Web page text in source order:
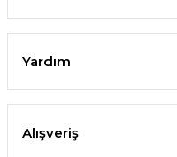
Yardım
Alışveriş